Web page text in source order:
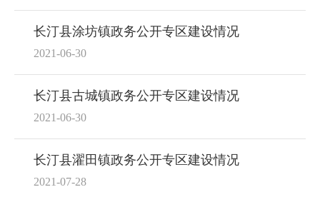
2021-06-30
长汀县涂坊镇政务公开专区建设情况
2021-06-30
长汀县古城镇政务公开专区建设情况
2021-07-28
长汀县濯田镇政务公开专区建设情况